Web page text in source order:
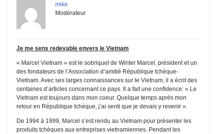
mike
Modérateur
Je me sens redevable envers le Vietnam
« Marcel Vietnam » est le sobriquet de Winter Marcel, président et un
des fondateurs de l’Association d’amitié République tchèque-
Vietnam. Avec ses larges connaissances sur le Vietnam, il a écrit des
centaines d’articles concernant ce pays. Il a fait une confidence: « Le
Vietnam est toujours dans mon coeur. Quelque temps après mon
retour en République tchèque, j’ai senti que je devais y revenir ».
De 1994 à 1999, Marcel s’est rendu au Vietnam pour présenter les
produits tchèques aux entreprises vietnamiennes. Pendant les